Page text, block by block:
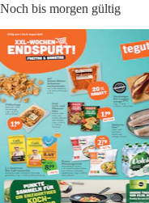
Noch bis morgen gültig